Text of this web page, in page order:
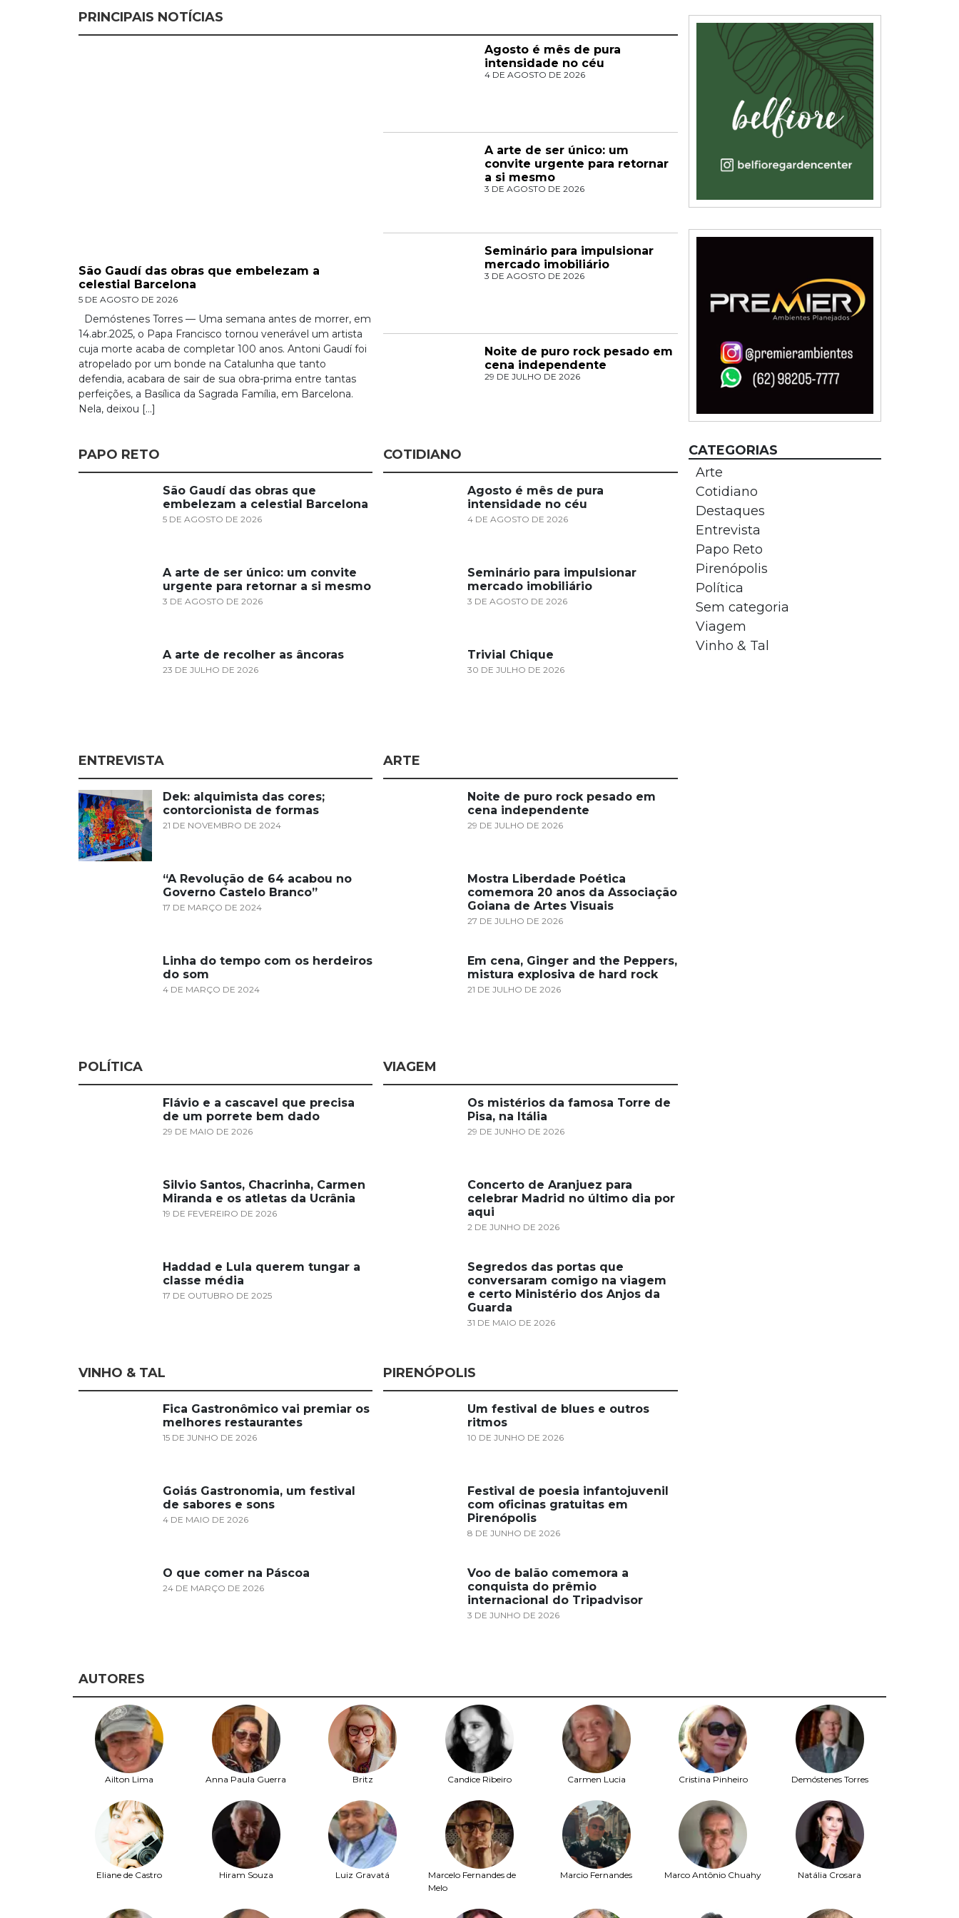
PRINCIPAIS NOTÍCIAS
São Gaudí das obras que embelezam a
celestial Barcelona
5 DE AGOSTO DE 2026
Demóstenes Torres — Uma semana antes de morrer, em
14.abr.2025, o Papa Francisco tornou venerável um artista
cuja morte acaba de completar 100 anos. Antoni Gaudí foi
atropelado por um bonde na Catalunha que tanto
defendia, acabara de sair de sua obra-prima entre tantas
perfeições, a Basílica da Sagrada Família, em Barcelona.
Nela, deixou […]
Agosto é mês de pura
intensidade no céu
4 DE AGOSTO DE 2026
A arte de ser único: um
convite urgente para retornar
a si mesmo
3 DE AGOSTO DE 2026
Seminário para impulsionar
mercado imobiliário
3 DE AGOSTO DE 2026
Noite de puro rock pesado em
cena independente
29 DE JULHO DE 2026
PAPO RETO
São Gaudí das obras que
embelezam a celestial Barcelona
5 DE AGOSTO DE 2026
A arte de ser único: um convite
urgente para retornar a si mesmo
3 DE AGOSTO DE 2026
A arte de recolher as âncoras
23 DE JULHO DE 2026
COTIDIANO
Agosto é mês de pura
intensidade no céu
4 DE AGOSTO DE 2026
Seminário para impulsionar
mercado imobiliário
3 DE AGOSTO DE 2026
Trivial Chique
30 DE JULHO DE 2026
ENTREVISTA
Dek: alquimista das cores;
contorcionista de formas
21 DE NOVEMBRO DE 2024
“A Revolução de 64 acabou no
Governo Castelo Branco”
17 DE MARÇO DE 2024
Linha do tempo com os herdeiros
do som
4 DE MARÇO DE 2024
ARTE
Noite de puro rock pesado em
cena independente
29 DE JULHO DE 2026
Mostra Liberdade Poética
comemora 20 anos da Associação
Goiana de Artes Visuais
27 DE JULHO DE 2026
Em cena, Ginger and the Peppers,
mistura explosiva de hard rock
21 DE JULHO DE 2026
POLÍTICA
Flávio e a cascavel que precisa
de um porrete bem dado
29 DE MAIO DE 2026
Silvio Santos, Chacrinha, Carmen
Miranda e os atletas da Ucrânia
19 DE FEVEREIRO DE 2026
Haddad e Lula querem tungar a
classe média
17 DE OUTUBRO DE 2025
VIAGEM
Os mistérios da famosa Torre de
Pisa, na Itália
29 DE JUNHO DE 2026
Concerto de Aranjuez para
celebrar Madrid no último dia por
aqui
2 DE JUNHO DE 2026
Segredos das portas que
conversaram comigo na viagem
e certo Ministério dos Anjos da
Guarda
31 DE MAIO DE 2026
VINHO & TAL
Fica Gastronômico vai premiar os
melhores restaurantes
15 DE JUNHO DE 2026
Goiás Gastronomia, um festival
de sabores e sons
4 DE MAIO DE 2026
O que comer na Páscoa
24 DE MARÇO DE 2026
PIRENÓPOLIS
Um festival de blues e outros
ritmos
10 DE JUNHO DE 2026
Festival de poesia infantojuvenil
com oficinas gratuitas em
Pirenópolis
8 DE JUNHO DE 2026
Voo de balão comemora a
conquista do prêmio
internacional do Tripadvisor
3 DE JUNHO DE 2026
CATEGORIAS
Arte
Cotidiano
Destaques
Entrevista
Papo Reto
Pirenópolis
Política
Sem categoria
Viagem
Vinho & Tal
AUTORES
Ailton Lima Anna Paula Guerra Britz Candice Ribeiro Carmen Lucia Cristina Pinheiro Demóstenes Torres
Eliane de Castro Hiram Souza Luiz Gravatá
Marcelo Fernandes de
Melo
Marcio Fernandes Marco Antônio Chuahy Natália Crosara